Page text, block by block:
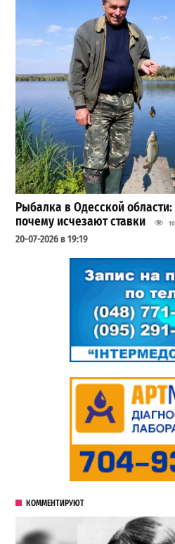
Рыбалка в Одесской области:
почему исчезают ставки
20-07-2026 в 19:19
КОММЕНТИРУЮТ